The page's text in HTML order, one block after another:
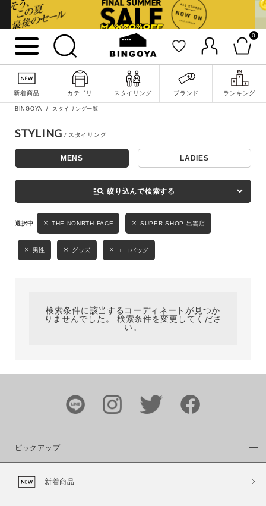
0
新着商品 カテゴリ スタイリング ブランド ランキング
詳細検索
キーワード
性別
MENS LADIES KIDS
ブランド
カラー
BINGOYA スタイリング一覧
STYLING
MENS LADIES
manage_search 絞り込んで検索する
THE NONRTH FACE SUPER SHOP 出雲店
男性 グッズ エコバッグ
検索条件に該当するコーディネートが見つか
りませんでした。 検索条件を変更してくださ
い。
ピックアップ
新着商品